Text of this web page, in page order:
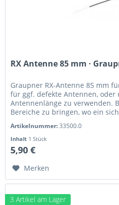
RX Antenne 85 mm ·
Graupner RX-Antenne 85 mm
für ggf. defekte Antennen, oder
Antennenlänge zu verwenden.
Bereiche zu bringen, wo ein
Artikelnummer:33500.0
Inhalt 1 Stück
5,90 €
Merken
3 Artikel am Lager